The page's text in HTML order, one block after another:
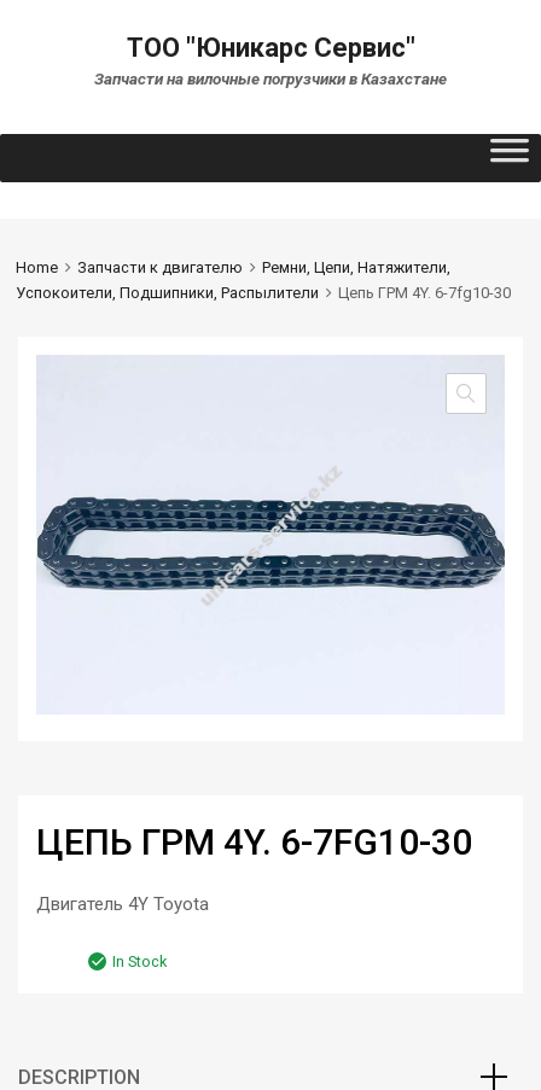
ТОО "Юникарс Сервис"
Запчасти на вилочные погрузчики в Казахстане
Home Запчасти к двигателю
Ремни, Цепи, Натяжители,
Успокоители, Подшипники, Распылители
Цепь ГРМ 4Y. 6-7fg10-30
ЦЕПЬ ГРМ 4Y. 6-7FG10-30
Двигатель 4Y Toyota
In Stock
DESCRIPTION